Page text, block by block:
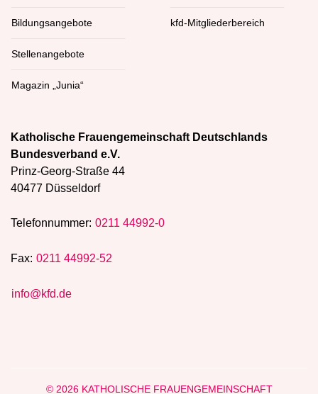
Bildungsangebote
Stellenangebote
Magazin „Junia“
kfd-Mitgliederbereich
Katholische Frauengemeinschaft Deutschlands
Bundesverband e.V.
Prinz-Georg-Straße 44
40477 Düsseldorf
Telefonnummer: 0211 44992-0
Fax: 0211 44992-52
info@kfd.de
© 2026 KATHOLISCHE FRAUENGEMEINSCHAFT